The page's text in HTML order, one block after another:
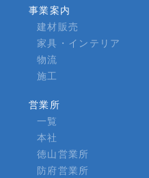
事業案内
建材販売
家具・インテリア
物流
施工
営業所
一覧
本社
徳山営業所
防府営業所